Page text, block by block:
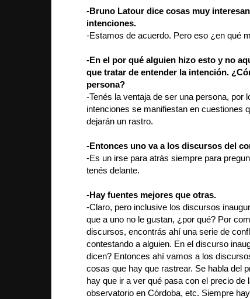
-Bruno Latour dice cosas muy
intenciones.
-Estamos de acuerdo. Pero eso ¿en qué
-En el por qué alguien hizo esto y no
que tratar de entender la intención.
persona?
-Tenés la ventaja de ser una persona, por
intenciones se manifiestan en cuestiones
dejarán un rastro.
-Entonces uno va a los discursos del
-Es un irse para atrás siempre para
tenés delante.
-Hay fuentes mejores que otras.
-Claro, pero inclusive los discursos
que a uno no le gustan, ¿por qué? Por
discursos, encontrás ahí una serie de
contestando a alguien. En el discurso
dicen? Entonces ahí vamos a los
cosas que hay que rastrear. Se habla del
hay que ir a ver qué pasa con el precio de
observatorio en Córdoba, etc. Siempre